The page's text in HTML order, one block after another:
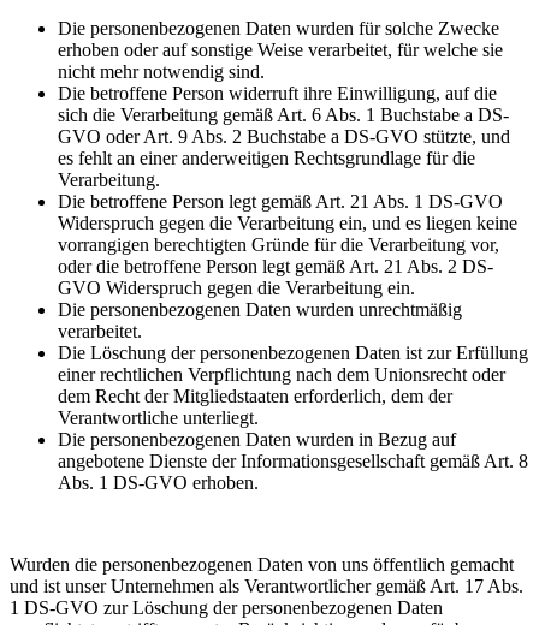
Die personenbezogenen Daten wurden für solche Zwecke
erhoben oder auf sonstige Weise verarbeitet, für welche sie
nicht mehr notwendig sind.
Die betroffene Person widerruft ihre Einwilligung, auf die
sich die Verarbeitung gemäß Art. 6 Abs. 1 Buchstabe a DS-
GVO oder Art. 9 Abs. 2 Buchstabe a DS-GVO stützte, und
es fehlt an einer anderweitigen Rechtsgrundlage für die
Verarbeitung.
Die betroffene Person legt gemäß Art. 21 Abs. 1 DS-GVO
Widerspruch gegen die Verarbeitung ein, und es liegen keine
vorrangigen berechtigten Gründe für die Verarbeitung vor,
oder die betroffene Person legt gemäß Art. 21 Abs. 2 DS-
GVO Widerspruch gegen die Verarbeitung ein.
Die personenbezogenen Daten wurden unrechtmäßig
verarbeitet.
Die Löschung der personenbezogenen Daten ist zur Erfüllung
einer rechtlichen Verpflichtung nach dem Unionsrecht oder
dem Recht der Mitgliedstaaten erforderlich, dem der
Verantwortliche unterliegt.
Die personenbezogenen Daten wurden in Bezug auf
angebotene Dienste der Informationsgesellschaft gemäß Art. 8
Abs. 1 DS-GVO erhoben.
Wurden die personenbezogenen Daten von uns öffentlich gemacht
und ist unser Unternehmen als Verantwortlicher gemäß Art. 17 Abs.
1 DS-GVO zur Löschung der personenbezogenen Daten